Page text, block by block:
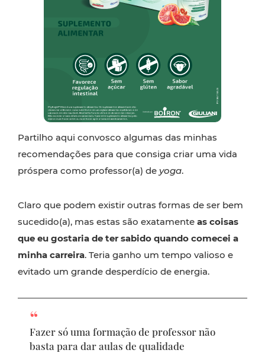
Partilho aqui convosco algumas das minhas
recomendações para que consiga criar uma vida
próspera como professor(a) de yoga.
Claro que podem existir outras formas de ser bem
sucedido(a), mas estas são exatamente as coisas
que eu gostaria de ter sabido quando comecei a
minha carreira. Teria ganho um tempo valioso e
evitado um grande desperdício de energia.
Fazer só uma formação de professor não
basta para dar aulas de qualidade